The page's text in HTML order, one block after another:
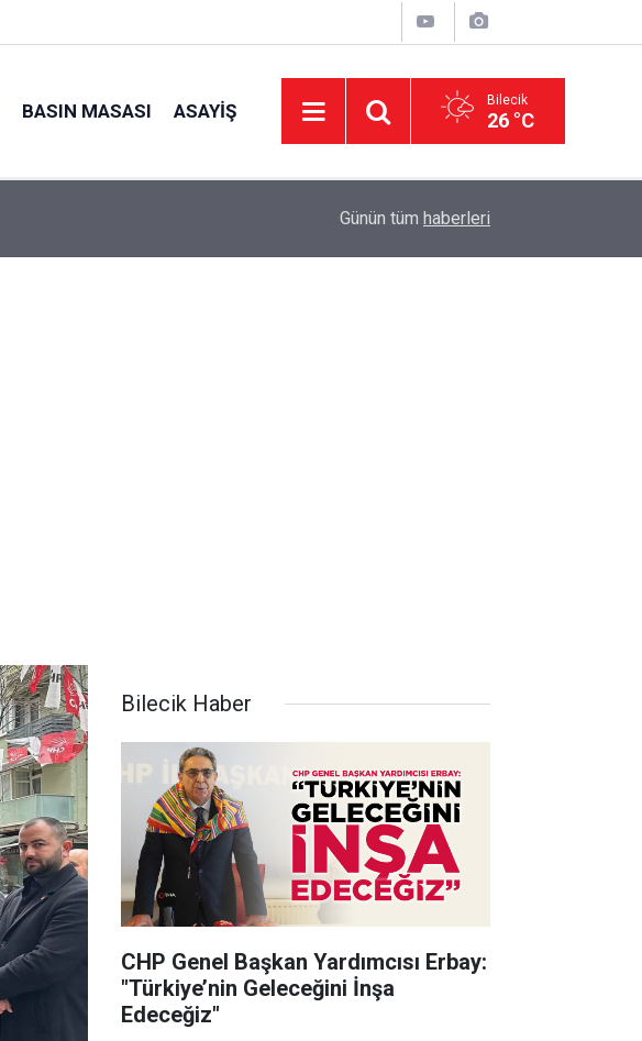
BASIN MASASI ASAYIŞ Bilecik
26 °C
Köy Muhtarlarına İmar Bilgilendirmesi
Günün tüm haberleri
Bilecik Haber
CHP Genel Başkan Yardımcısı Erbay:
"Türkiye’nin Geleceğini İnşa
Edeceğiz"